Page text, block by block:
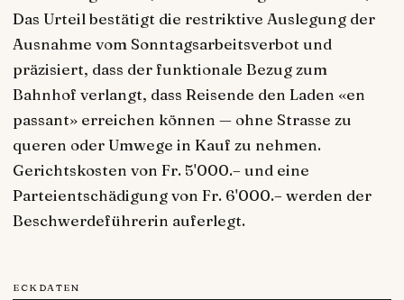
Das Urteil bestätigt die restriktive Auslegung der
Ausnahme vom Sonntagsarbeitsverbot und
präzisiert, dass der funktionale Bezug zum
Bahnhof verlangt, dass Reisende den Laden «en
passant» erreichen können — ohne Strasse zu
queren oder Umwege in Kauf zu nehmen.
Gerichtskosten von Fr. 5'000.– und eine
Parteientschädigung von Fr. 6'000.– werden der
Beschwerdeführerin auferlegt.
ECKDATEN